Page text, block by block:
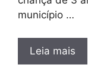
município …
Leia mais